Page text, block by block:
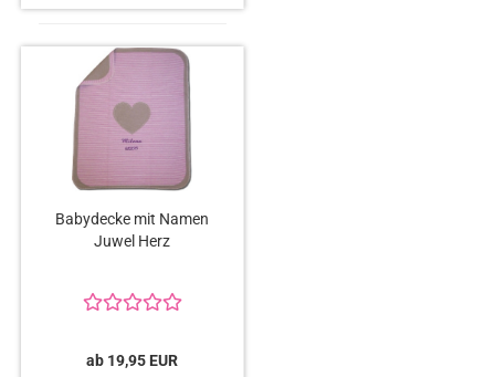
Babydecke mit Namen
Juwel Herz
ab 19,95 EUR